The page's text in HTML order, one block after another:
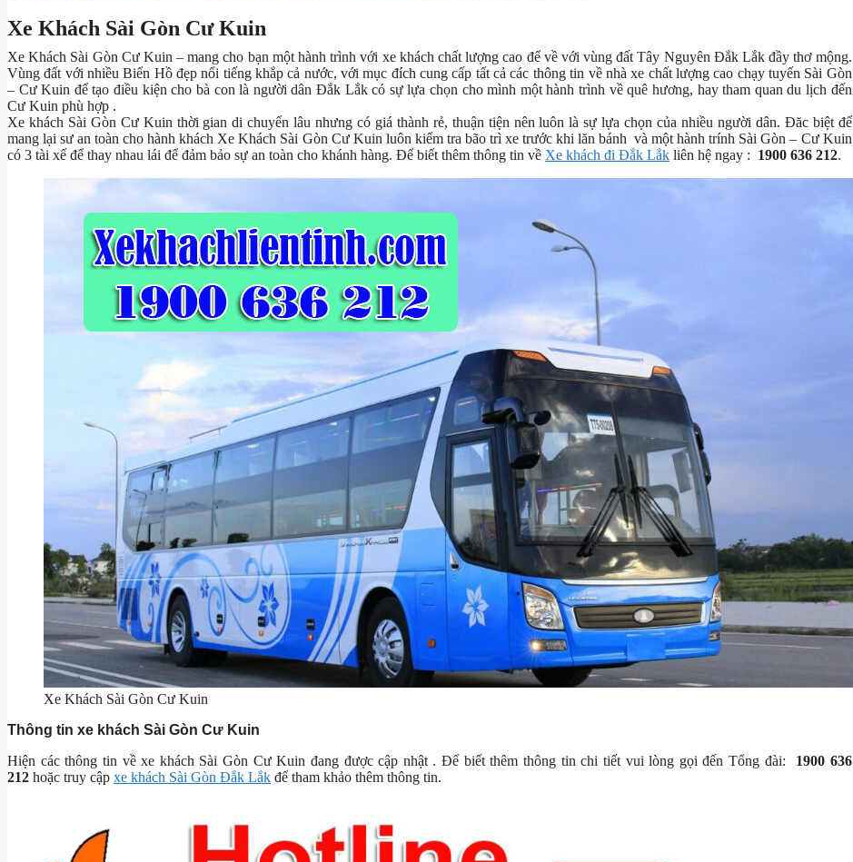
Xe Khách Sài Gòn Cư Kuin
Xe Khách Sài Gòn Cư Kuin – mang cho bạn một hành trình với xe khách chất lượng cao để về với vùng đất Tây Nguyên Đắk Lắk đầy thơ mộng.
Vùng đất với nhiều Biển Hồ đẹp nổi tiếng khắp cả nước, với mục đích cung cấp tất cả các thông tin về nhà xe chất lượng cao chạy tuyến Sài Gòn
– Cư Kuin để tạo điều kiện cho bà con là người dân Đắk Lắk có sự lựa chọn cho mình một hành trình về quê hương, hay tham quan du lịch đến
Cư Kuin phù hợp .
Xe khách Sài Gòn Cư Kuin thời gian di chuyển lâu nhưng có giá thành rẻ, thuận tiện nên luôn là sự lựa chọn của nhiều người dân. Đăc biệt để
mang lại sư an toàn cho hành khách Xe Khách Sài Gòn Cư Kuin luôn kiểm tra bão trì xe trước khi lăn bánh và một hành trính Sài Gòn – Cư Kuin
có 3 tài xế để thay nhau lái để đảm bảo sự an toàn cho khánh hàng. Để biết thêm thông tin về Xe khách đi Đắk Lắk liên hệ ngay : 1900 636 212.
Xe Khách Sài Gòn Cư Kuin
Thông tin xe khách Sài Gòn Cư Kuin
Hiện các thông tin về xe khách Sài Gòn Cư Kuin đang được cập nhật . Để biết thêm thông tin chi tiết vui lòng gọi đến Tổng đài:
1900 636
212 hoặc truy cập xe khách Sài Gòn Đắk Lắk để tham khảo thêm thông tin.